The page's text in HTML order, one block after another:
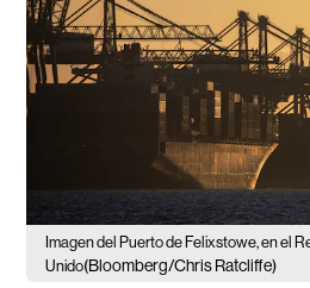
Imagen del Puerto de Felixstowe, en el
Unido(Bloomberg/Chris Ratcliffe)